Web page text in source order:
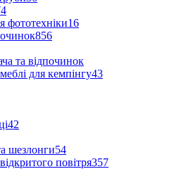
фототехніки16
856
та відпочинок
для кемпінгу43
42
шезлонги54
повітря357